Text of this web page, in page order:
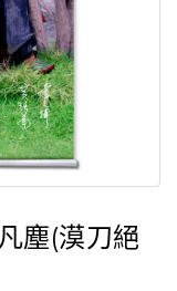
塵(漠刀絕